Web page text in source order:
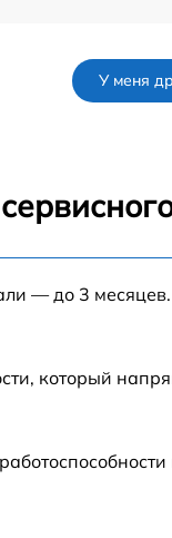
У меня
— до 3 месяцев.
который